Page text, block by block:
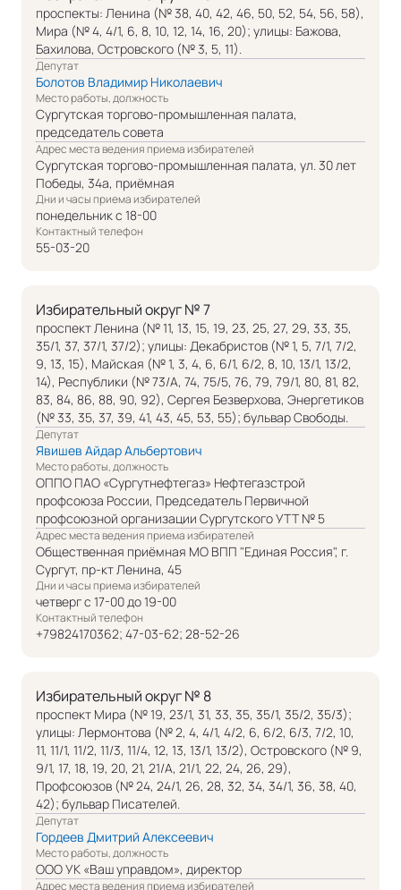
проспекты: Ленина (№ 38, 40, 42, 46, 50, 52, 54, 56, 58),
Мира (№ 4, 4/1, 6, 8, 10, 12, 14, 16, 20); улицы: Бажова,
Бахилова, Островского (№ 3, 5, 11).
Депутат
Болотов Владимир Николаевич
Место работы, должность
Сургутская торгово-промышленная палата,
председатель совета
Адрес места ведения приема избирателей
Сургутская торгово-промышленная палата, ул. 30 лет
Победы, 34а, приёмная
Дни и часы приема избирателей
понедельник с 18-00
Контактный телефон
55-03-20
Избирательный округ № 7
проспект Ленина (№ 11, 13, 15, 19, 23, 25, 27, 29, 33, 35,
35/1, 37, 37/1, 37/2); улицы: Декабристов (№ 1, 5, 7/1, 7/2,
9, 13, 15), Майская (№ 1, 3, 4, 6, 6/1, 6/2, 8, 10, 13/1, 13/2,
14), Республики (№ 73/А, 74, 75/5, 76, 79, 79/1, 80, 81, 82,
83, 84, 86, 88, 90, 92), Сергея Безверхова, Энергетиков
(№ 33, 35, 37, 39, 41, 43, 45, 53, 55); бульвар Свободы.
Депутат
Явишев Айдар Альбертович
Место работы, должность
ОППО ПАО «Сургутнефтегаз» Нефтегазстрой
профсоюза России, Председатель Первичной
профсоюзной организации Сургутского УТТ № 5
Адрес места ведения приема избирателей
Общественная приёмная МО ВПП "Единая Россия", г.
Сургут, пр-кт Ленина, 45
Дни и часы приема избирателей
четверг с 17-00 до 19-00
Контактный телефон
+79824170362; 47-03-62; 28-52-26
Избирательный округ № 8
проспект Мира (№ 19, 23/1, 31, 33, 35, 35/1, 35/2, 35/3);
улицы: Лермонтова (№ 2, 4, 4/1, 4/2, 6, 6/2, 6/3, 7/2, 10,
11, 11/1, 11/2, 11/3, 11/4, 12, 13, 13/1, 13/2), Островского (№ 9,
9/1, 17, 18, 19, 20, 21, 21/А, 21/1, 22, 24, 26, 29),
Профсоюзов (№ 24, 24/1, 26, 28, 32, 34, 34/1, 36, 38, 40,
42); бульвар Писателей.
Депутат
Гордеев Дмитрий Алексеевич
Место работы, должность
ООО УК «Ваш управдом», директор
Адрес места ведения приема избирателей